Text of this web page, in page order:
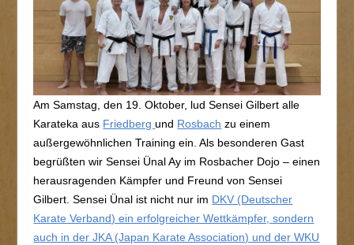
Am Samstag, den 19. Oktober, lud Sensei Gilbert alle
Karateka aus Friedbergund Rosbach zu einem
außergewöhnlichen Training ein. Als besonderen Gast
begrüßten wir Sensei Ünal Ay im Rosbacher Dojo – einen
herausragenden Kämpfer und Freund von Sensei
Gilbert. Sensei Ünal ist nicht nur im DKV (Deutscher
Karate Verband) ein erfolgreicher Wettkämpfer, sondern
auch in der JKA (Japan Karate Association) und der WKU